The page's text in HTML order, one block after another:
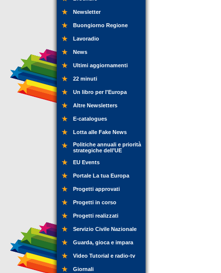
Newsletter
Buongiorno Regione
Lavoradio
News
Ultimi aggiornamenti
22 minuti
Un libro per l'Europa
Altre Newsletters
E-catalogues
Lotta alle Fake News
Politiche annuali e priorità
strategiche dell’UE
EU Events
Portale La tua Europa
Progetti approvati
Progetti in corso
Progetti realizzati
Servizio Civile Nazionale
Guarda, gioca e impara
Video Tutorial e radio-tv
Giornali